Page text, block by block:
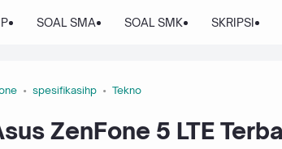
SOAL SMA SOAL SMK SKRIPSI
spesifikasihp Tekno
ZenFone 5 LTE